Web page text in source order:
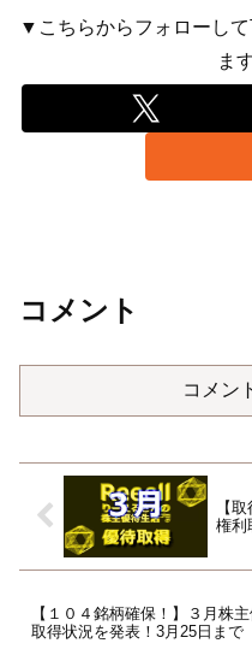
▼こちらからフォローし
ま
コメント
コメン
【
権利
【１０４銘柄確保！】３月株
取得状況を発表！3月25日まで